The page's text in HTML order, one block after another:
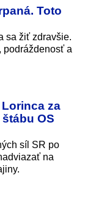
Toto
sa žiť zdravšie.
podráždenosť a
za
OS
síl SR po
na